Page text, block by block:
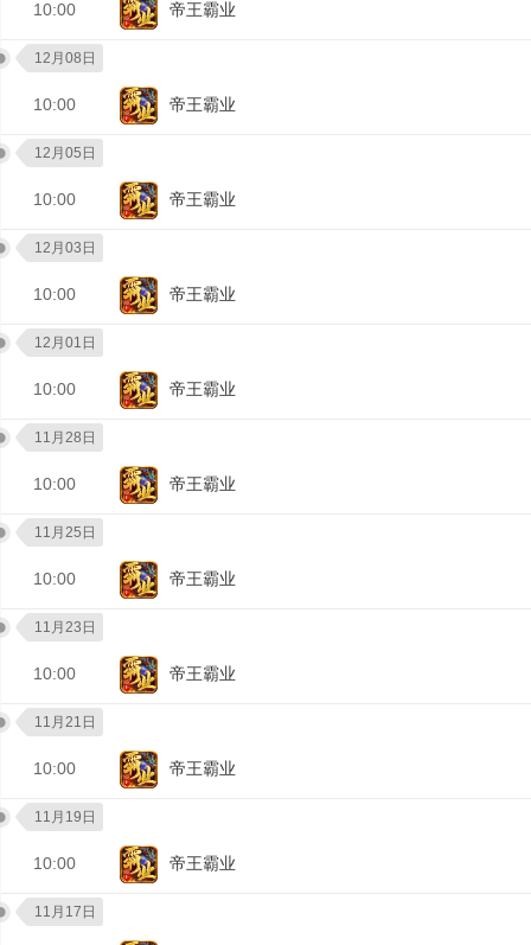
10:00 帝王霸业
12月08日
10:00 帝王霸业
12月05日
10:00 帝王霸业
12月03日
10:00 帝王霸业
12月01日
10:00 帝王霸业
11月28日
10:00 帝王霸业
11月25日
10:00 帝王霸业
11月23日
10:00 帝王霸业
11月21日
10:00 帝王霸业
11月19日
10:00 帝王霸业
11月17日